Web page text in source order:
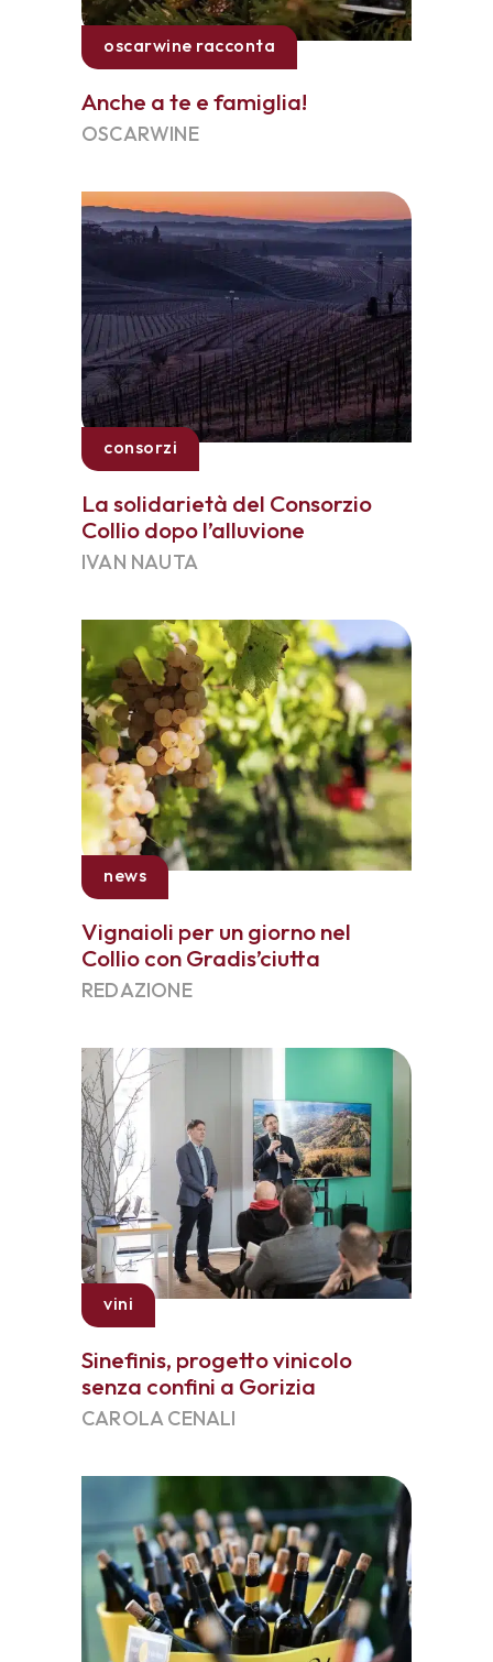
oscarwine racconta
Anche a te e famiglia!
OSCARWINE
consorzi
La solidarietà del Consorzio
Collio dopo l’alluvione
IVAN NAUTA
news
Vignaioli per un giorno nel
Collio con Gradis’ciutta
REDAZIONE
vini
Sinefinis, progetto vinicolo
senza confini a Gorizia
CAROLA CENALI